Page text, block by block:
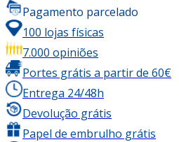
Pagamento parcelado
100 lojas físicas
7.000 opiniões
Portes grátis a partir de 60€
Entrega 24/48h
Devolução grátis
Papel de embrulho grátis